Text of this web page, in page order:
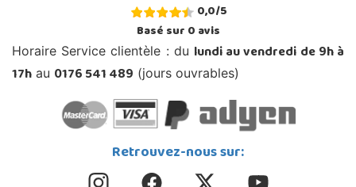
0,0/5
Basé sur0avis
Horaire Service clientèle : du lundi au vendredi de 9h à
17h au 0176 541 489 (jours ouvrables)
Retrouvez-nous sur: